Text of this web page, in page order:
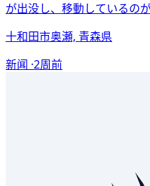
が出没し、移動しているの
十和田市奥瀬, 青森県
新闻 ·2周前